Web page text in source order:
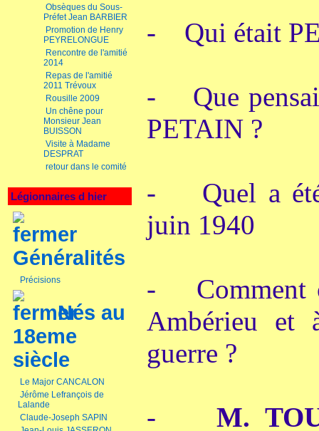
Obsèques du Sous-
Préfet Jean BARBIER
Promotion de Henry
PEYRELONGUE
Rencontre de l'amitié
2014
Repas de l'amitié
2011 Trévoux
Rousille 2009
Un chêne pour
Monsieur Jean
BUISSON
Visite à Madame
DESPRAT
retour dans le comité
Légionnaires d hier
Généralités
Précisions
Nés au
18eme
siècle
Le Major CANCALON
Jérôme Lefrançois de
Lalande
Claude-Joseph SAPIN
- Qui était
- Que
PETAIN ?
- Quel a été
juin 1940
- Comment
Ambérieu et
guerre ?
-M.